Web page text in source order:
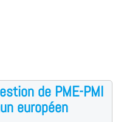
de PME-PMI
européen